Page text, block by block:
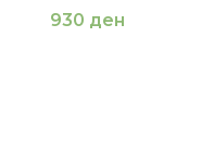
930 ден